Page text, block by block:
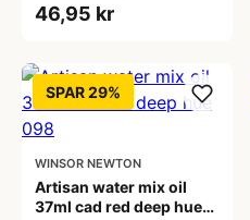
46,95 kr
SPAR 29%
WINSOR NEWTON
Artisan water mix oil
37ml cad red deep hue